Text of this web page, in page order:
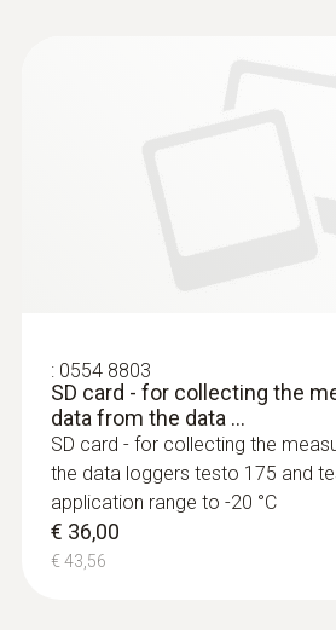
:0602 1793
Robuuste luchtvoeler, TE
: 0554 8803
SD card - for collecting the
data from the data ...
SD card - for collecting the
the data loggers testo 175 and
application range to -20 °C
€ 36,00
€ 43,56